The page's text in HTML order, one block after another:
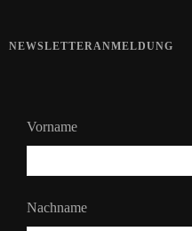
NEWSLETTERANMELDUNG
Vorname
Nachname